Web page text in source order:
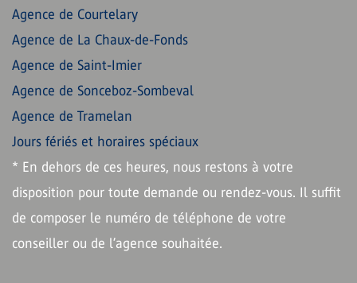
Agence de Courtelary
Agence de La Chaux-de-Fonds
Agence de Saint-Imier
Agence de Sonceboz-Sombeval
Agence de Tramelan
Jours fériés et horaires spéciaux
* En dehors de ces heures, nous restons à votre
disposition pour toute demande ou rendez-vous. Il suffit
de composer le numéro de téléphone de votre
conseiller ou de l’agence souhaitée.